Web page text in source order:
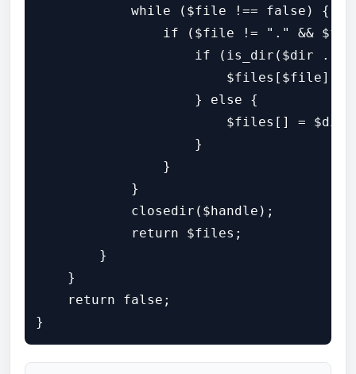
            while ($file !== false) {
if ($file != "." &&
if (is_dir($dir .
$files[$file] =
                    } else {
$files[] = $dir
                    }
                }
            }
            closedir($handle);
            return $files;
        }
    }
    return false;